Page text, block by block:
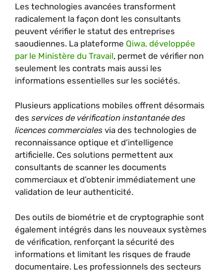
Les technologies avancées transforment
radicalement la façon dont les consultants
peuvent vérifier le statut des entreprises
saoudiennes. La plateforme Qiwa, développée
par le Ministère du Travail, permet de vérifier non
seulement les contrats mais aussi les
informations essentielles sur les sociétés.
Plusieurs applications mobiles offrent désormais
des services de vérification instantanée des
licences commerciales via des technologies de
reconnaissance optique et d’intelligence
artificielle. Ces solutions permettent aux
consultants de scanner les documents
commerciaux et d’obtenir immédiatement une
validation de leur authenticité.
Des outils de biométrie et de cryptographie sont
également intégrés dans les nouveaux systèmes
de vérification, renforçant la sécurité des
informations et limitant les risques de fraude
documentaire. Les professionnels des secteurs